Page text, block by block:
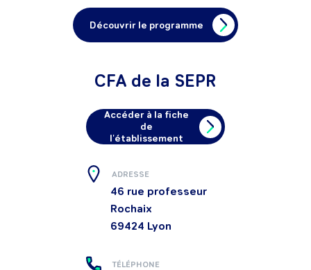
Découvrir le programme
CFA de la SEPR
Accéder à la fiche
de
l'établissement
ADRESSE
46 rue professeur
Rochaix
69424 Lyon
TÉLÉPHONE